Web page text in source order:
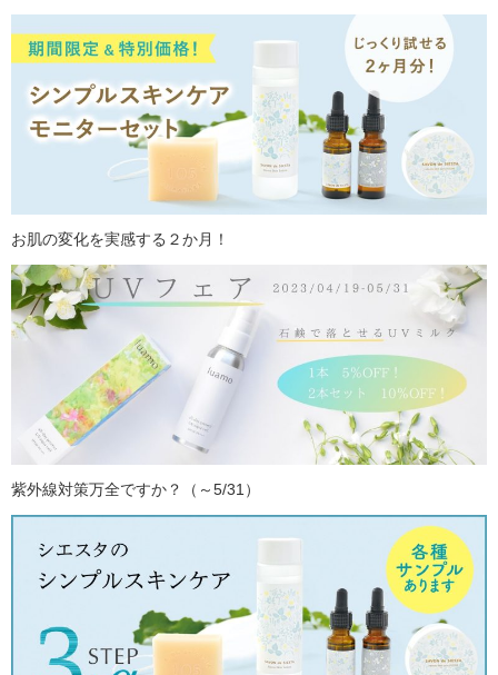
お肌の変化を実感する２か月！
紫外線対策万全ですか？（～5/31）